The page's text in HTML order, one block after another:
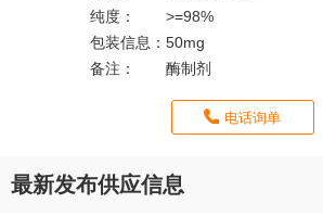
纯度：
>=98%
包装信息：50mg
备注：
酶制剂
电话询单
最新发布供应信息